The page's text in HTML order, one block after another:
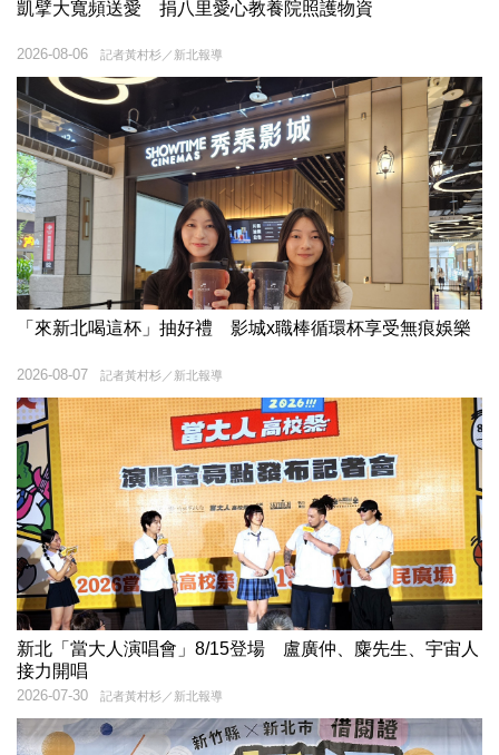
凱擘大寬頻送愛 捐八里愛心教養院照護物資
記者黃村杉／新北報導
2026-08-06
「來新北喝這杯」抽好禮 影城x職棒循環杯享受無痕娛樂
記者黃村杉／新北報導
2026-08-07
新北「當大人演唱會」8/15登場 盧廣仲、麋先生、宇宙人
接力開唱
記者黃村杉／新北報導
2026-07-30